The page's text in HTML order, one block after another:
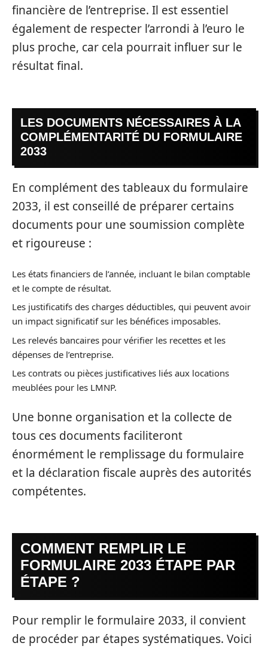
financière de l’entreprise. Il est essentiel
également de respecter l’arrondi à l’euro le
plus proche, car cela pourrait influer sur le
résultat final.
LES DOCUMENTS NÉCESSAIRES À LA
COMPLÉMENTARITÉ DU FORMULAIRE
2033
En complément des tableaux du formulaire
2033, il est conseillé de préparer certains
documents pour une soumission complète
et rigoureuse :
Les états financiers de l’année, incluant le bilan comptable
et le compte de résultat.
Les justificatifs des charges déductibles, qui peuvent avoir
un impact significatif sur les bénéfices imposables.
Les relevés bancaires pour vérifier les recettes et les
dépenses de l’entreprise.
Les contrats ou pièces justificatives liés aux locations
meublées pour les LMNP.
Une bonne organisation et la collecte de
tous ces documents faciliteront
énormément le remplissage du formulaire
et la déclaration fiscale auprès des autorités
compétentes.
COMMENT REMPLIR LE
FORMULAIRE 2033 ÉTAPE PAR
ÉTAPE ?
Pour remplir le formulaire 2033, il convient
de procéder par étapes systématiques. Voici